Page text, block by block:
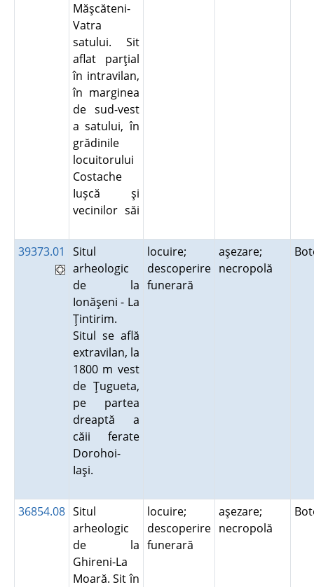
Măşcăteni-
Vatra
satului. Sit
aflat parţial
în intravilan,
în marginea
de sud-vest
a satului, în
grădinile
locuitorului
Costache
Iuşcă şi
vecinilor săi
39373.01
Situl
arheologic
de la
Ionăşeni - La
Ţintirim.
Situl se află
extravilan, la
1800 m vest
de Ţugueta,
pe partea
dreaptă a
căii ferate
Dorohoi-
Iaşi.
locuire;
descoperire
funerară
aşezare;
necropolă
36854.08 Situl
arheologic
de la
Ghireni-La
Moară. Sit în
locuire;
descoperire
funerară
aşezare;
necropolă